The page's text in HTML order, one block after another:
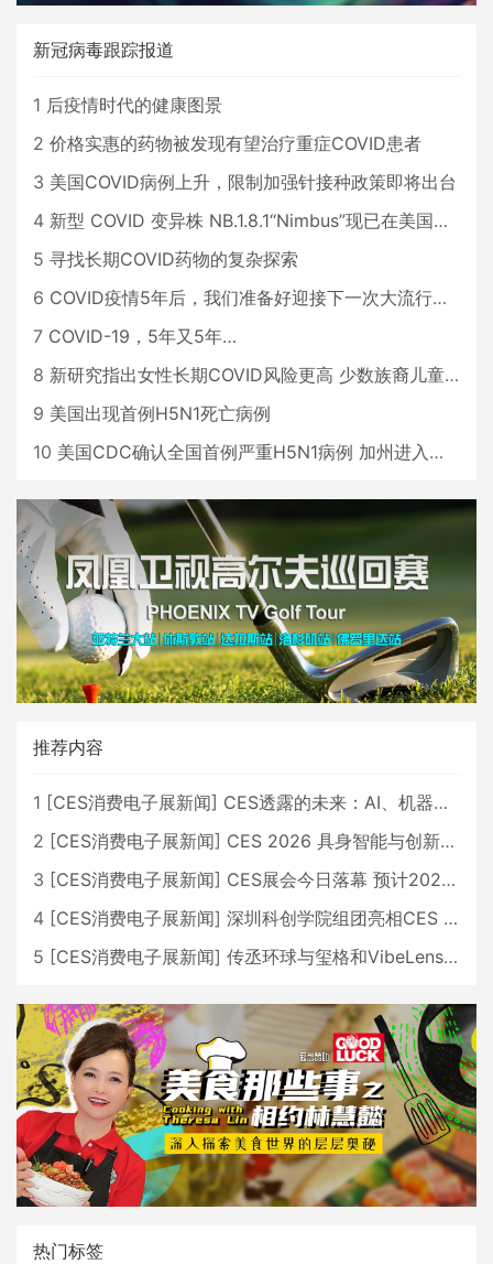
新冠病毒跟踪报道
1 后疫情时代的健康图景
2 价格实惠的药物被发现有望治疗重症COVID患者
3 美国COVID病例上升，限制加强针接种政策即将出台
4 新型 COVID 变异株 NB.1.8.1“Nimbus”现已在美国占据主导地位
5 寻找长期COVID药物的复杂探索
6 COVID疫情5年后，我们准备好迎接下一次大流行了吗？
7 COVID-19，5年又5年…
8 新研究指出女性长期COVID风险更高 少数族裔儿童存在差异
9 美国出现首例H5N1死亡病例
10 美国CDC确认全国首例严重H5N1病例 加州进入紧急状态
推荐内容
1 [CES消费电子展新闻] CES透露的未来：AI、机器人与智能生活大爆发
2 [CES消费电子展新闻] CES 2026 具身智能与创新领域 中国公司大放异彩
3 [CES消费电子展新闻] CES展会今日落幕 预计2026行业收入将超五千亿美元
4 [CES消费电子展新闻] 深圳科创学院组团亮相CES 广受好评
5 [CES消费电子展新闻] 传丞环球与玺格和VibeLens共同推出全新耳机
热门标签